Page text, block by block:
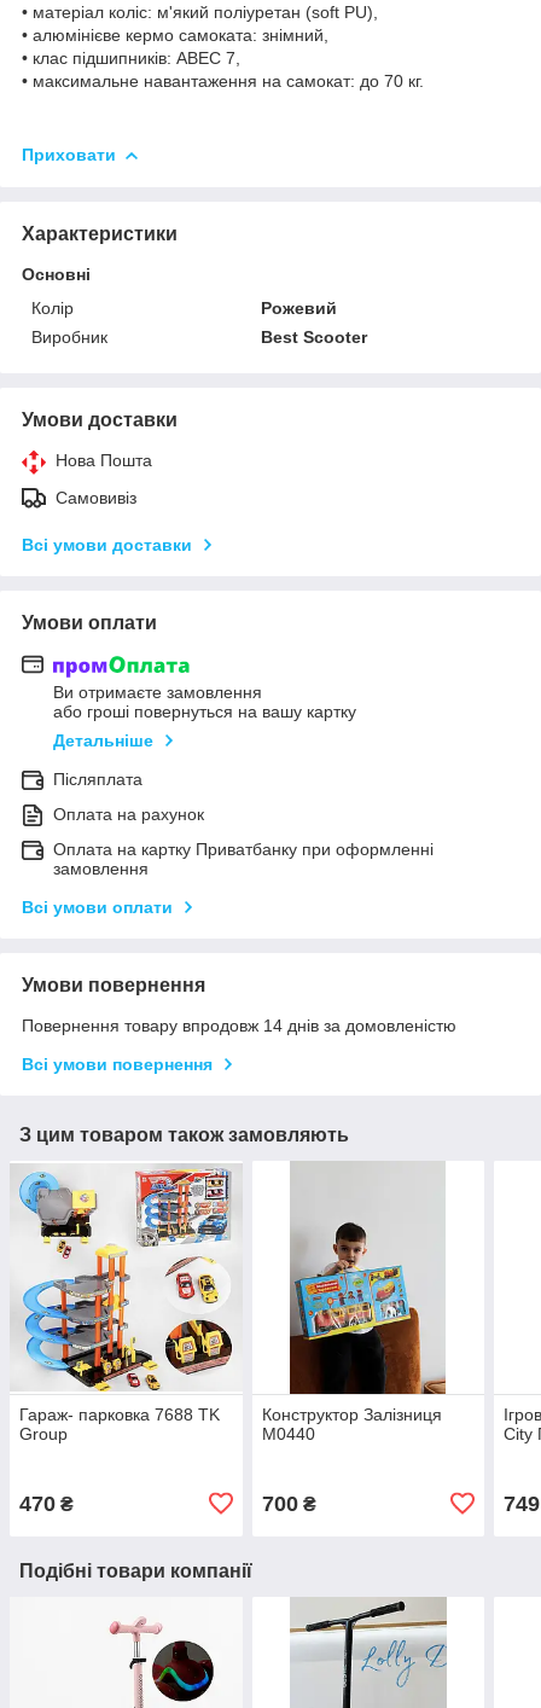
• матеріал коліс: м'який поліуретан (soft PU),
• алюмінієве кермо самоката: знімний,
• клас підшипників: АВЕС 7,
• максимальне навантаження на самокат: до 70 кг.
Приховати
Характеристики
Основні
Колір
Рожевий
Виробник
Best Scooter
Умови доставки
Нова Пошта
Самовивіз
Всі умови доставки
Умови оплати
Ви отримаєте замовлення
або гроші повернуться на вашу картку
Детальніше
Післяплата
Оплата на рахунок
Оплата на картку Приватбанку при оформленні
замовлення
Всі умови оплати
Умови повернення
Повернення товару впродовж 14 днів за домовленістю
Всі умови повернення
З цим товаром також замовляють
Гараж- парковка 7688 TK
Group
470 ₴
Конструктор Залізниця
М0440
700₴
City
749
Подібні товари компанії